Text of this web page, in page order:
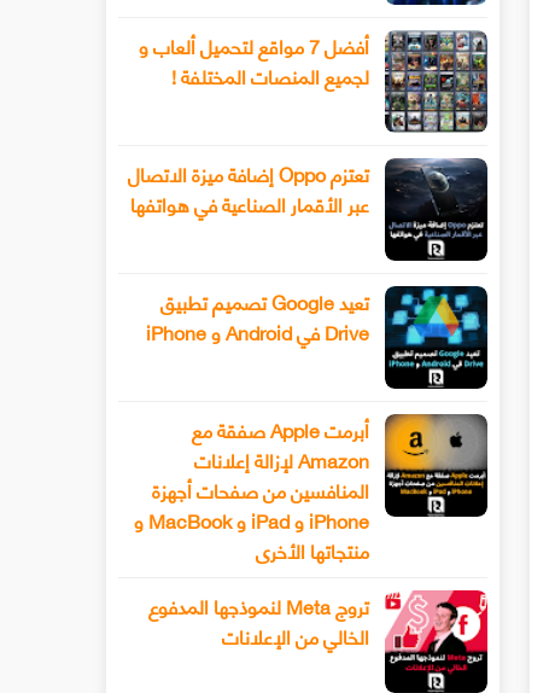
أفضل 7 مواقع لتحميل ألعاب و
لجميع المنصات المختلفة !
تعتزم Oppo إضافة ميزة الاتصال
عبر الأقمار الصناعية في هواتفها
تعيد Google تصميم تطبيق
Drive في Android و iPhone
أبرمت Apple صفقة مع
Amazon لإزالة إعلانات
المنافسين من صفحات أجهزة
iPhone و iPad و MacBook و
منتجاتها الأخرى
تروج Meta لنموذجها المدفوع
الخالي من الإعلانات